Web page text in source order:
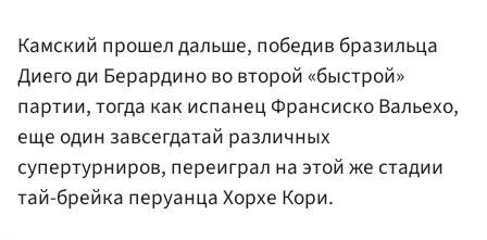
Камский прошел дальше, победив бразильца
Диего ди Берардино во второй «быстрой»
партии, тогда как испанец Франсиско Вальехо,
еще один завсегдатай различных
супертурниров, переиграл на этой же стадии
тай-брейка перуанца Хорхе Кори.